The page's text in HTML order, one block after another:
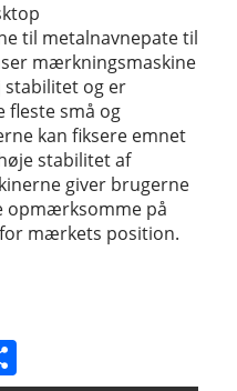
til metalnavnepate til
mærkningsmaskine
og er
fleste små og
kan fiksere emnet
stabilitet af
giver brugerne
opmærksomme på
mærkets position.